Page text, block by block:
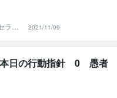
ー
aki
2021/11/09
日の行動指針 0 愚者